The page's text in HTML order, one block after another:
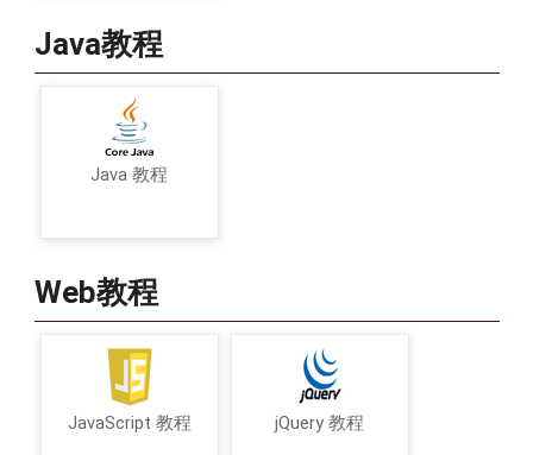
Java教程
Java 教程
Web教程
JavaScript 教程 jQuery 教程